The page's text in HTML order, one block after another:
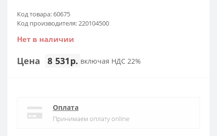
Код товара: 60675
Код производителя: 220104500
Нет в наличии
Цена 8 531р. включая НДС 22%
Оплата
Принимаем оплату online